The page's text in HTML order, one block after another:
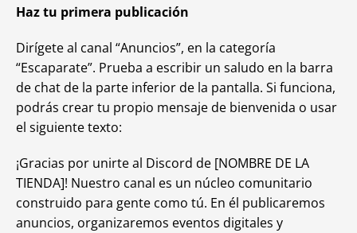
Haz tu primera publicación
Dirígete al canal “Anuncios”, en la categoría
“Escaparate”. Prueba a escribir un saludo en la barra
de chat de la parte inferior de la pantalla. Si funciona,
podrás crear tu propio mensaje de bienvenida o usar
el siguiente texto:
¡Gracias por unirte al Discord de [NOMBRE DE LA
TIENDA]! Nuestro canal es un núcleo comunitario
construido para gente como tú. En él publicaremos
anuncios, organizaremos eventos digitales y